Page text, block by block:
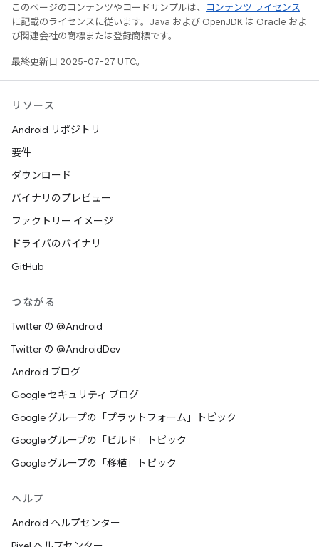
このページのコンテンツやコードサンプルは、
コンテンツ ライセンス
に記載のライセンスに従います。Java および OpenJDK は Oracle およ
び関連会社の商標または登録商標です。
最終更新日 2025-07-27 UTC。
リソース
Android リポジトリ
要件
ダウンロード
バイナリのプレビュー
ファクトリー イメージ
ドライバのバイナリ
GitHub
つながる
Twitter の @Android
Twitter の @AndroidDev
Android ブログ
Google セキュリティ ブログ
Google グループの「プラットフォーム」トピック
Google グループの「ビルド」トピック
Google グループの「移植」トピック
ヘルプ
Android ヘルプセンター